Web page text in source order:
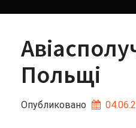
Польщі
Опубликовано